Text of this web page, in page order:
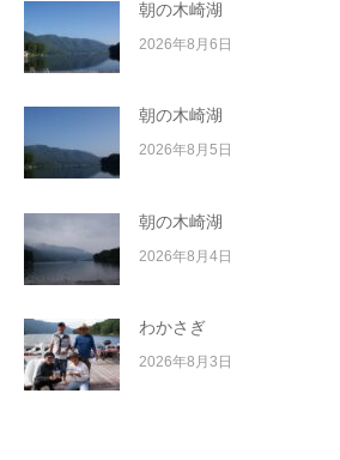
朝の木崎湖
2026年8月6日
朝の木崎湖
2026年8月5日
朝の木崎湖
2026年8月4日
わかさぎ
2026年8月3日